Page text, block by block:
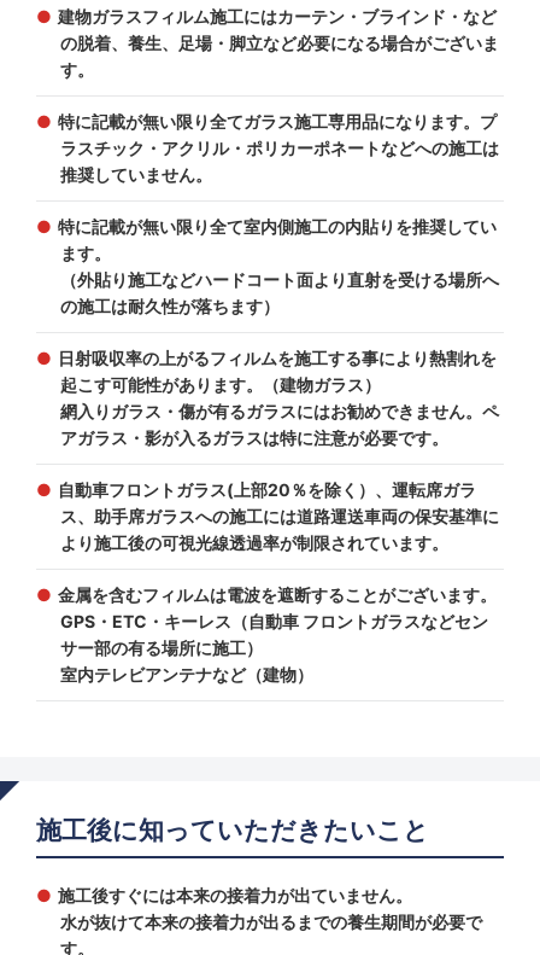
建物ガラスフィルム施工にはカーテン・ブラインド・など
の脱着、養生、足場・脚立など必要になる場合がございま
す。
特に記載が無い限り全てガラス施工専用品になります。プ
ラスチック・アクリル・ポリカーポネートなどへの施工は
推奨していません。
特に記載が無い限り全て室内側施工の内貼りを推奨してい
ます。
（外貼り施工などハードコート面より直射を受ける場所へ
の施工は耐久性が落ちます）
日射吸収率の上がるフィルムを施工する事により熱割れを
起こす可能性があります。（建物ガラス）
網入りガラス・傷が有るガラスにはお勧めできません。ペ
アガラス・影が入るガラスは特に注意が必要です。
自動車フロントガラス(上部20％を除く）、運転席ガラ
ス、助手席ガラスへの施工には道路運送車両の保安基準に
より施工後の可視光線透過率が制限されています。
金属を含むフィルムは電波を遮断することがございます。
GPS・ETC・キーレス（自動車 フロントガラスなどセン
サー部の有る場所に施工）
室内テレビアンテナなど（建物）
施工後に知っていただきたいこと
施工後すぐには本来の接着力が出ていません。
水が抜けて本来の接着力が出るまでの養生期間が必要で
す。